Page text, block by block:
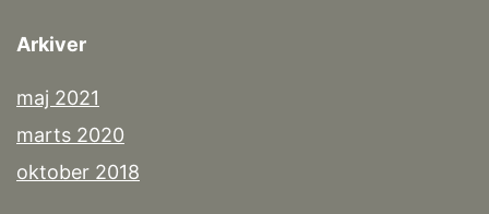
Arkiver
maj 2021
marts 2020
oktober 2018